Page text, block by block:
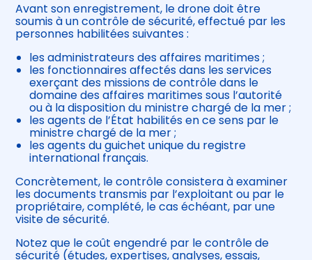
Avant son enregistrement, le drone doit être
soumis à un contrôle de sécurité, effectué par les
personnes habilitées suivantes :
les administrateurs des affaires maritimes ;
les fonctionnaires affectés dans les services
exerçant des missions de contrôle dans le
domaine des affaires maritimes sous l’autorité
ou à la disposition du ministre chargé de la mer ;
les agents de l’État habilités en ce sens par le
ministre chargé de la mer ;
les agents du guichet unique du registre
international français.
Concrètement, le contrôle consistera à examiner
les documents transmis par l’exploitant ou par le
propriétaire, complété, le cas échéant, par une
visite de sécurité.
Notez que le coût engendré par le contrôle de
sécurité (études, expertises, analyses, essais,